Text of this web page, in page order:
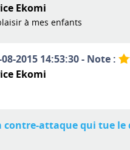
Ekomi
à mes enfants
2015 14:53:30 - Note :
Ekomi
contre-attaque qui tue le